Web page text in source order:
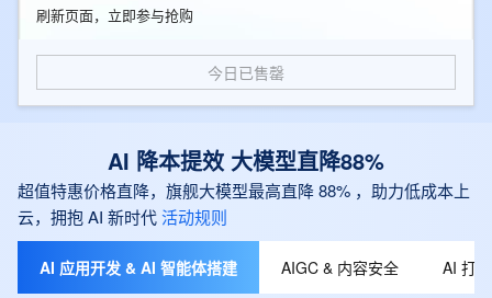
刷新页面，立即参与抢购
今日已售罄
AI 降本提效 大模型直降88%
超值特惠价格直降，旗舰大模型最高直降 88% ，助力低成本上
云，拥抱 AI 新时代活动规则
AI 应用开发 & AI 智能体搭建 AIGC & 内容安全 AI 打